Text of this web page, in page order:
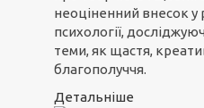
неоціненний внесок у
психології,
теми, як щастя,
благополуччя.
Детальніше